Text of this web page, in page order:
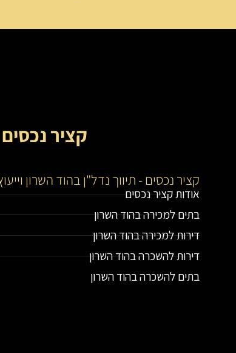
קציר
קציר נכסים - תיווך נדל"ן בהוד השרון
אודות קציר נכסים
בתים למכירה בהוד השרון
דירות למכירה בהוד השרון
דירות להשכרה בהוד השרון
בתים להשכרה בהוד השרון